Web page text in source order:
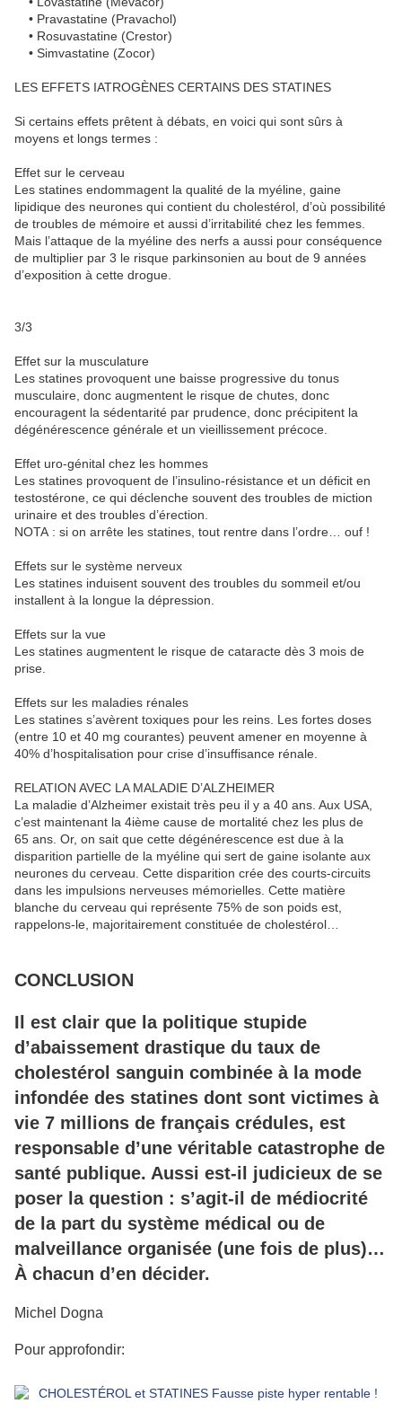
• Pravastatine (Pravachol)
• Rosuvastatine (Crestor)
• Simvastatine (Zocor)
LES EFFETS IATROGÈNES CERTAINS DES STATINES
Si certains effets prêtent à débats, en voici qui sont sûrs à
moyens et longs termes :
Effet sur le cerveau
Les statines endommagent la qualité de la myéline, gaine
lipidique des neurones qui contient du cholestérol, d’où possibilité
de troubles de mémoire et aussi d’irritabilité chez les femmes.
Mais l’attaque de la myéline des nerfs a aussi pour conséquence
de multiplier par 3 le risque parkinsonien au bout de 9 années
d’exposition à cette drogue.
3/3
Effet sur la musculature
Les statines provoquent une baisse progressive du tonus
musculaire, donc augmentent le risque de chutes, donc
encouragent la sédentarité par prudence, donc précipitent la
dégénérescence générale et un vieillissement précoce.
Effet uro-génital chez les hommes
Les statines provoquent de l’insulino-résistance et un déficit en
testostérone, ce qui déclenche souvent des troubles de miction
urinaire et des troubles d’érection.
NOTA : si on arrête les statines, tout rentre dans l’ordre… ouf !
Effets sur le système nerveux
Les statines induisent souvent des troubles du sommeil et/ou
installent à la longue la dépression.
Effets sur la vue
Les statines augmentent le risque de cataracte dès 3 mois de
prise.
Effets sur les maladies rénales
Les statines s’avèrent toxiques pour les reins. Les fortes doses
(entre 10 et 40 mg courantes) peuvent amener en moyenne à
40% d’hospitalisation pour crise d’insuffisance rénale.
RELATION AVEC LA MALADIE D’ALZHEIMER
La maladie d’Alzheimer existait très peu il y a 40 ans. Aux USA,
c’est maintenant la 4ième cause de mortalité chez les plus de
65 ans. Or, on sait que cette dégénérescence est due à la
disparition partielle de la myéline qui sert de gaine isolante aux
neurones du cerveau. Cette disparition crée des courts-circuits
dans les impulsions nerveuses mémorielles. Cette matière
blanche du cerveau qui représente 75% de son poids est,
rappelons-le, majoritairement constituée de cholestérol…
CONCLUSION
Il est clair que la politique stupide
d’abaissement drastique du taux de
cholestérol sanguin combinée à la mode
infondée des statines dont sont victimes à
vie 7 millions de français crédules, est
responsable d’une véritable catastrophe de
santé publique. Aussi est-il judicieux de se
poser la question : s’agit-il de médiocrité
de la part du système médical ou de
malveillance organisée (une fois de plus)…
À chacun d’en décider.
Michel Dogna
Pour approfondir: